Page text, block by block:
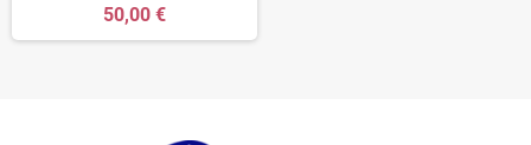
50,00 €